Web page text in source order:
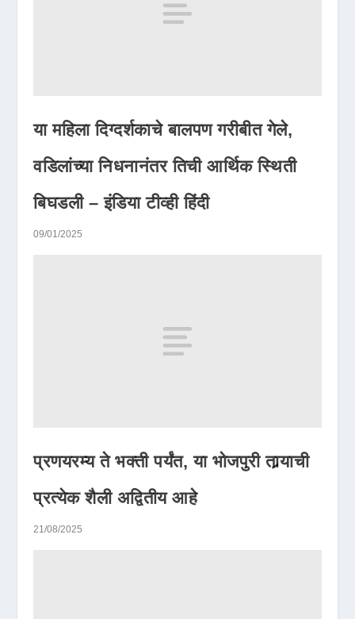
या महिला दिग्दर्शकाचे बालपण गरीबीत गेले,
वडिलांच्या निधनानंतर तिची आर्थिक स्थिती
बिघडली – इंडिया टीव्ही हिंदी
09/01/2025
प्रणयरम्य ते भक्ती पर्यंत, या भोजपुरी तार्‍याची
प्रत्येक शैली अद्वितीय आहे
21/08/2025